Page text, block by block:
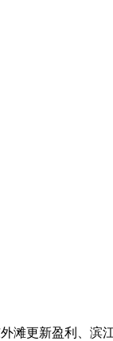
更新盈利、滨